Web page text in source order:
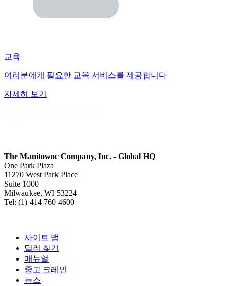
교육
여러분에게 필요한 교육 서비스를 제공합니다
자세히 보기
The Manitowoc Company, Inc. - Global HQ
One Park Plaza
11270 West Park Place
Suite 1000
Milwaukee, WI 53224
Tel: (1) 414 760 4600
사이트 맵
딜러 찾기
매뉴얼
중고 크레인
뉴스